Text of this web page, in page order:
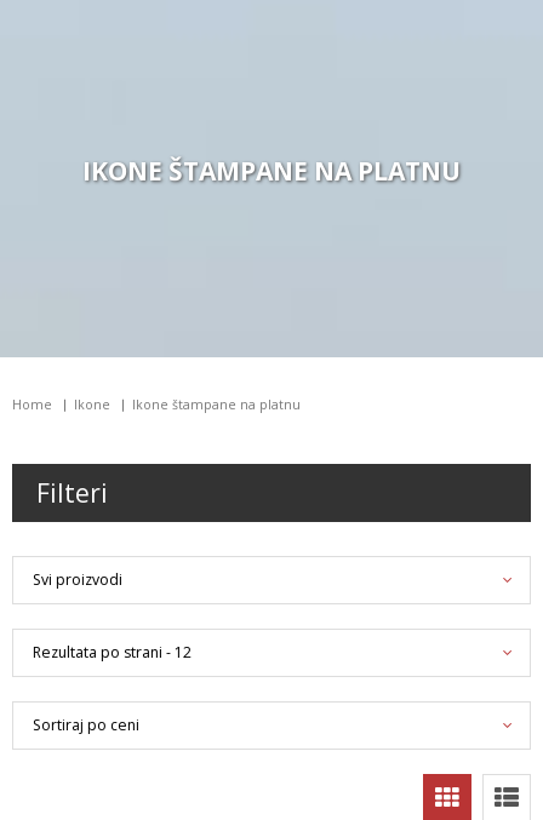
IKONE ŠTAMPANE NA PLATNU
Home Ikone Ikone štampane na platnu
Filteri